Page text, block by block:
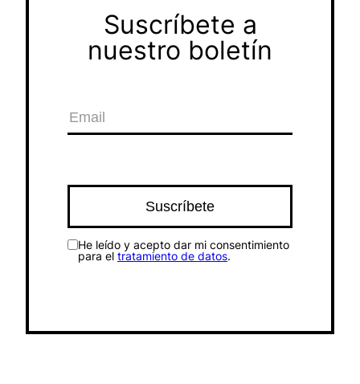
Suscríbete a
nuestro boletín
He leído y acepto dar mi consentimiento
para el tratamiento de datos.